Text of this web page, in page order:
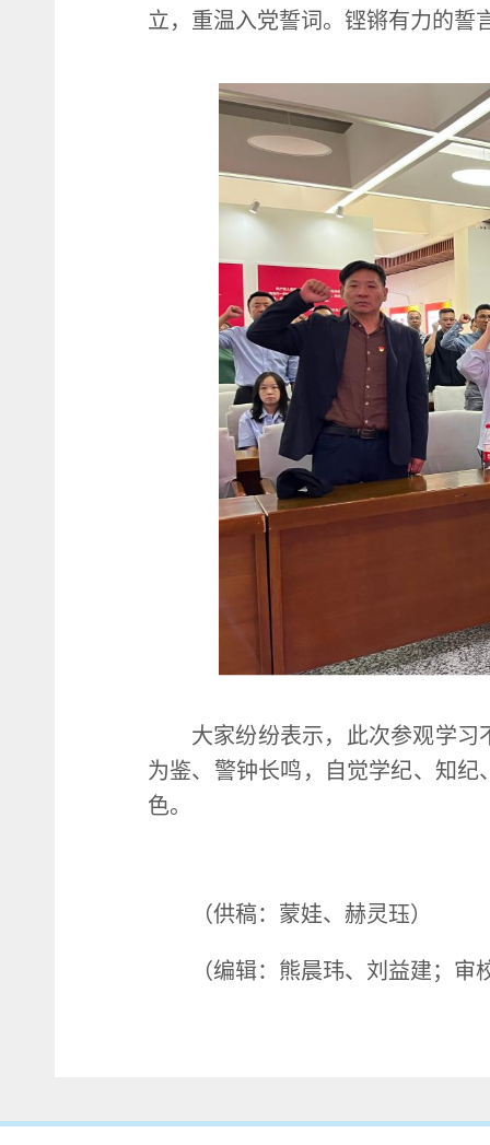
立，重温入党誓词。铿锵有力的誓
大家纷纷表示，此次参观学
为鉴、警钟长鸣，自觉学纪、知
色。
（供稿：蒙娃、赫灵珏）
（编辑：熊晨玮、刘益建；审